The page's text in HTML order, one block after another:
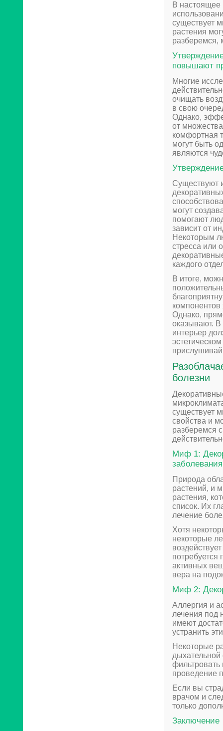
В
существует
растения
разберемся,
повышают
Многие
очищать
в свою
Однако,
от
комфортная
могут быть
являются
Существуют
могут
помогают
зависит от
Некоторым
стресса или
каждого
В итоге,
компонентов
Однако,
оказывают. В
интерьер
болезни
существует
свойства и
разберемся
Миф 1:
заболевания
Природа
растений, и
растения,
список. Их
лечение
Хотя
некоторые
активных
вера на
Миф 2:
Аллергия и
лечения под
имеют
устранить
Некоторые
дыхательной
фильтровать
проведение
Если вы
врачом и
только
Заключение